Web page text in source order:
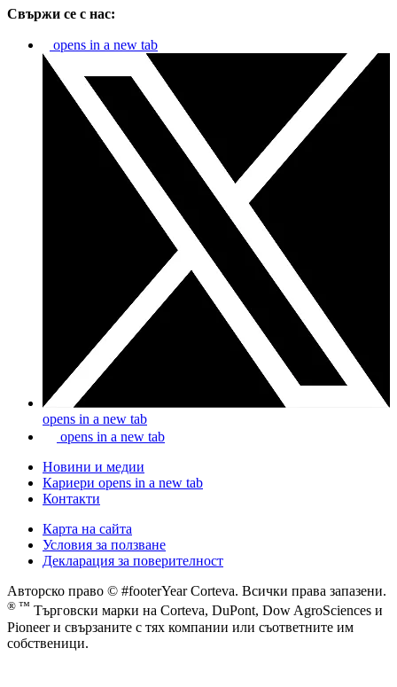
Свържи се с нас:
opens in a new tab
opens in a new tab
opens in a new tab
Новини и медии
Кариери opens in a new tab
Контакти
Карта на сайта
Условия за ползване
Декларация за поверителност
Авторско право © #footerYear Corteva. Всички права запазени.
® ™ Търговски марки на Corteva, DuPont, Dow AgroSciences и
Pioneer и свързаните с тях компании или съответните им
собственици.